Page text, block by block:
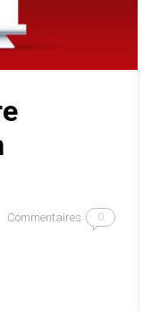
Commentaires 0